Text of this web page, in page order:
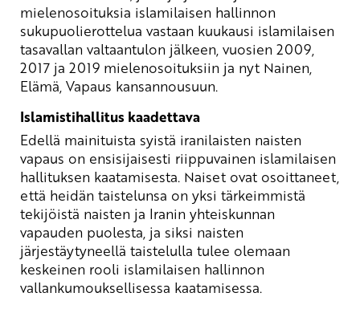
mielenosoituksia islamilaisen hallinnon
sukupuolierottelua vastaan kuukausi islamilaisen
tasavallan valtaantulon jälkeen, vuosien 2009,
2017 ja 2019 mielenosoituksiin ja nyt Nainen,
Elämä, Vapaus kansannousuun.
Islamistihallitus kaadettava
Edellä mainituista syistä iranilaisten naisten
vapaus on ensisijaisesti riippuvainen islamilaisen
hallituksen kaatamisesta. Naiset ovat osoittaneet,
että heidän taistelunsa on yksi tärkeimmistä
tekijöistä naisten ja Iranin yhteiskunnan
vapauden puolesta, ja siksi naisten
järjestäytyneellä taistelulla tulee olemaan
keskeinen rooli islamilaisen hallinnon
vallankumouksellisessa kaatamisessa.